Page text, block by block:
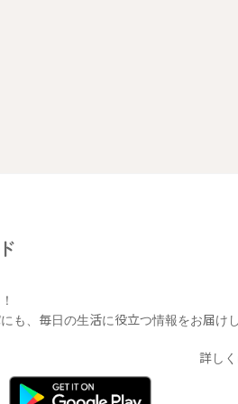
、毎日の生活に役立つ情報をお届けし
詳し